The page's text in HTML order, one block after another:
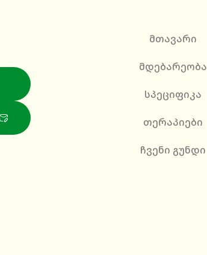
მთავარი
მდებარეობა
სპეციფიკა
თერაპიები
ჩვენი გუნდი